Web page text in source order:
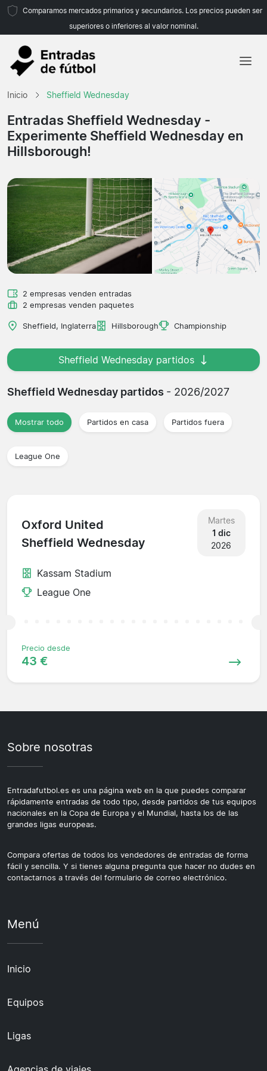
Comparamos mercados primarios y secundarios. Los precios pueden ser
superiores o inferiores al valor nominal.
Inicio
Equipos
Ligas
Inicio Sheffield Wednesday
Entradas Sheffield Wednesday -
Experimente Sheffield Wednesday en
Hillsborough!
2 empresas venden entradas
2 empresas venden paquetes
Sheffield, Inglaterra Hillsborough Championship
Sheffield Wednesday partidos
Sheffield Wednesday partidos - 2026/2027
Mostrar todo Partidos en casa Partidos fuera
League One
Oxford United
Sheffield Wednesday
Martes
1 dic
2026
Kassam Stadium
League One
Precio desde
43 €
Sobre nosotras
Entradafutbol.es es una página web en la que puedes comparar
rápidamente entradas de todo tipo, desde partidos de tus equipos
nacionales en la Copa de Europa y el Mundial, hasta los de las
grandes ligas europeas.
Compara ofertas de todos los vendedores de entradas de forma
fácil y sencilla. Y si tienes alguna pregunta que hacer no dudes en
contactarnos a través del formulario de correo electrónico.
Menú
Inicio
Equipos
Ligas